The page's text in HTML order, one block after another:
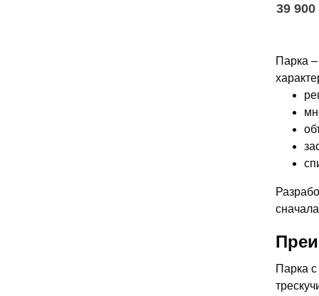
39 900
Парка
Парка